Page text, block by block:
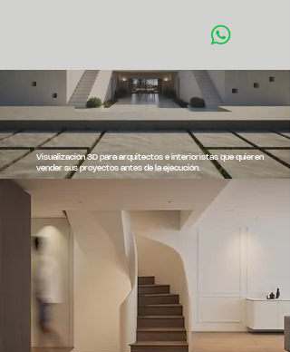
Visualización 3D para arquitectos e interioristas que quieren
vender sus proyectos antes de la ejecución.